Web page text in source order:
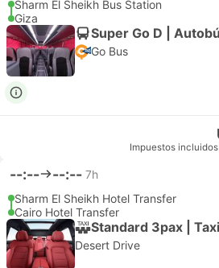
Sharm El Sheikh Bus Station
Giza
Super Go D |
Go Bus
Impuestos incluidos
--:-- --:-- 7h
Sharm El Sheikh Hotel Transfer
Cairo Hotel Transfer
Standard 3pax | Taxi
Desert Drive